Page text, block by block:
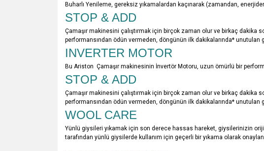
Buharlı Yenileme, gereksiz yıkamalardan kaçınarak (zamandan,
STOP & ADD
Çamaşır makinesini çalıştırmak için birçok zaman olur ve birkaç
performansından ödün vermeden, döngünün ilk dakikalarında*
INVERTER MOTOR
Bu Ariston Çamaşır makinesinin İnvertör Motoru, uzun ömürlü bir
STOP & ADD
Çamaşır makinesini çalıştırmak için birçok zaman olur ve birkaç
performansından ödün vermeden, döngünün ilk dakikalarında*
WOOL CARE
Yünlü giysileri yıkamak için son derece hassas hareket, giysilerinizin
tarafından yünlü giysilerde kullanım için geçerli bir yıkama olarak